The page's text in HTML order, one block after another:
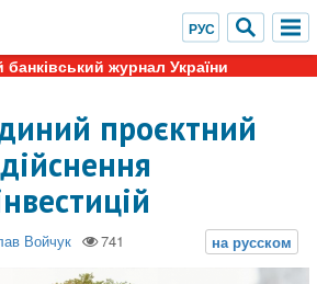
банківський журнал України
проєктний
Войчук